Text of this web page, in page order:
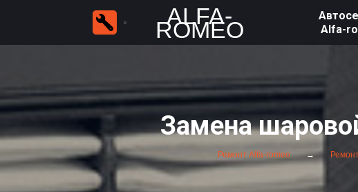
ALFA-
ROMEO
Alfa-
Замена
Ремонт Alfa-romeo